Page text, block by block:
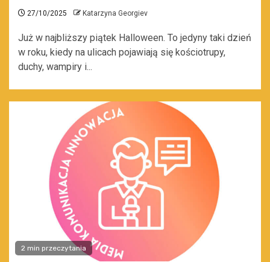
27/10/2025 Katarzyna Georgiev
Już w najbliższy piątek Halloween. To jedyny taki dzień
w roku, kiedy na ulicach pojawiają się kościotrupy,
duchy, wampiry i...
2 min przeczytania